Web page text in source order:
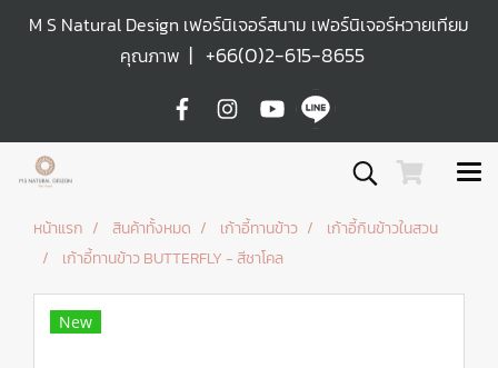
M S Natural Design เฟอร์นิเจอร์สนาม เฟอร์นิเจอร์หวายเทียม
คุณภาพ | +66(0)2-615-8655
หน้าแรก สินค้าทั้งหมด เก้าอี้ทานข้าว
เก้าอี้กินข้าวในสวน
เก้าอี้ทานข้าว BUTTERFLY - สีชาโคล
New